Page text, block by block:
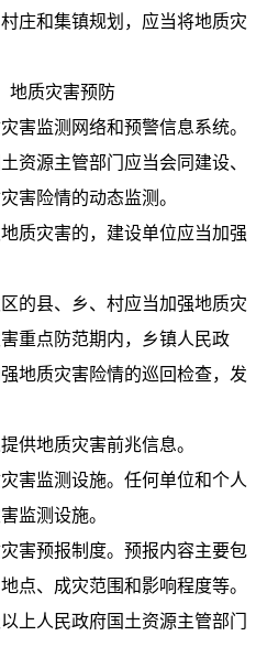
和集镇规划，应当将地质灾
质灾害预防
害监测网络和预警信息系统。
源主管部门应当会同建设、
害险情的动态监测。
灾害的，建设单位应当加强
的县、乡、村应当加强地质灾
重点防范期内，乡镇人民政
地质灾害险情的巡回检查，发
地质灾害前兆信息。
害监测设施。任何单位和个人
监测设施。
害预报制度。预报内容主要包
点、成灾范围和影响程度等。
人民政府国土资源主管部门